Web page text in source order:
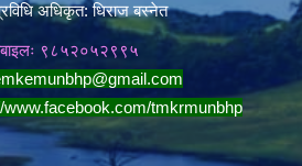
अधिकृत:धिराज बस्नेत
९८५२०५२९९५
www.facebook.com/tmkrmunbhp